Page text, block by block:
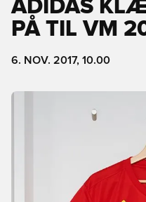
ADIDAS
PÅ TIL VM
6. NOV. 2017, 10.00